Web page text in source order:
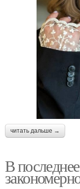
читать дальше →
В